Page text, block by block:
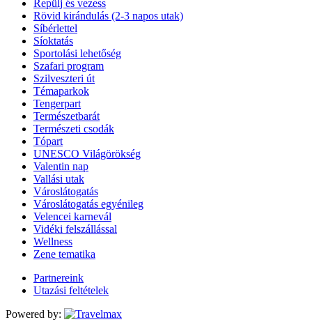
Repülj és vezess
Rövid kirándulás (2-3 napos utak)
Síbérlettel
Síoktatás
Sportolási lehetőség
Szafari program
Szilveszteri út
Témaparkok
Tengerpart
Természetbarát
Természeti csodák
Tópart
UNESCO Világörökség
Valentin nap
Vallási utak
Városlátogatás
Városlátogatás egyénileg
Velencei karnevál
Vidéki felszállással
Wellness
Zene tematika
Partnereink
Utazási feltételek
Powered by: